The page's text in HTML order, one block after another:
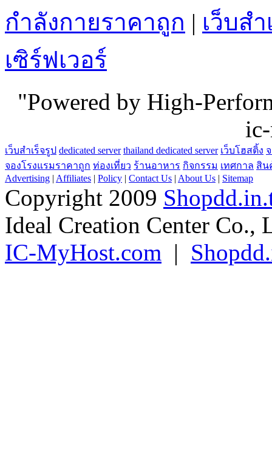
กำลังกายราคาถูก | เว็บส
เซิร์ฟเวอร์
"Powered by High-
เว็บสำเร็จรูป dedicated server thailand dedicated server เว็บโฮสติ้ง
จองโรงแรมราคาถูก ท่องเที่ยว ร้านอาหาร กิจกรรม เทศกาล สิน
Advertising | Affiliates | Policy | Contact Us | About Us | Sitemap
Copyright 2009
Ideal Creation Center Co.,
IC-MyHost.com |